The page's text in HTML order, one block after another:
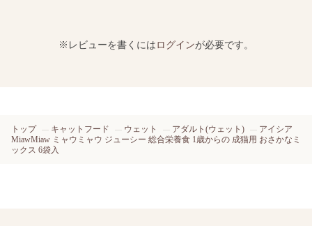
※レビューを書くにはログインが必要です。
トップ キャットフード ウェット アダルト(ウェット)
アイシア
MiawMiaw ミャウミャウ ジューシー 総合栄養食 1歳からの 成猫用 おさかなミ
ックス 6袋入